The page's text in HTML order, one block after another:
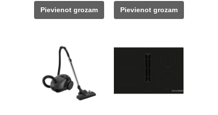
was:
2
Pievienot grozam
was:
697,00 €.
485,00 €.
Pievienot grozam